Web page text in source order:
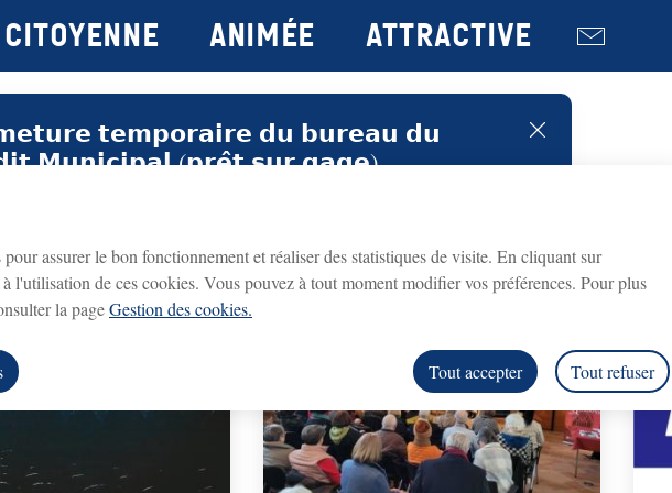
assurer le bon fonctionnement et réaliser des statistiques de visite. En cliquant sur
l'utilisation de ces cookies. Vous pouvez à tout moment modifier vos préférences. Pour plus
la pageGestion des cookies.
Tout accepter Tout refuser
Consulter le plan du site
fermer l'alerte
𝘁𝗲𝗺𝗽𝗼𝗿𝗮𝗶𝗿𝗲 𝗱𝘂 𝗯𝘂𝗿𝗲𝗮𝘂 𝗱𝘂
𝗠𝘂𝗻𝗶𝗰𝗶𝗽𝗮𝗹 (𝗽𝗿𝗲̂𝘁 𝘀𝘂𝗿 𝗴𝗮𝗴𝗲)
rouvrira le lundi 7 septembre 2026, aux horaires habituels.
remercions de votre compréhension.
Citoyenne Animée attractive
Informations utiles/démarches